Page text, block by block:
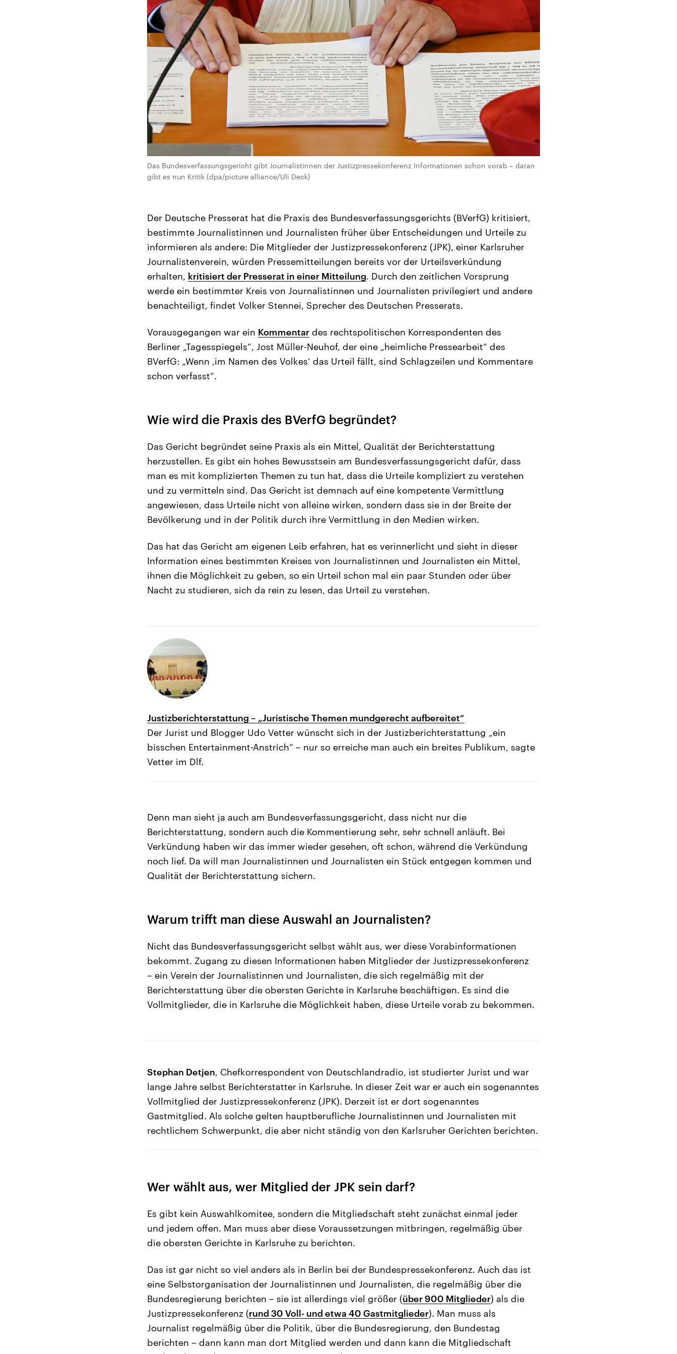
Das Bundesverfassungsgericht gibt Journalistinnen der Justizpressekonferenz Informationen schon vorab – daran
gibt es nun Kritik (dpa/picture alliance/Uli Deck)
Der Deutsche Presserat hat die Praxis des Bundesverfassungsgerichts (BVerfG) kritisiert,
bestimmte Journalistinnen und Journalisten früher über Entscheidungen und Urteile zu
informieren als andere: Die Mitglieder der Justizpressekonferenz (JPK), einer Karlsruher
Journalistenverein, würden Pressemitteilungen bereits vor der Urteilsverkündung
erhalten, kritisiert der Presserat in einer Mitteilung. Durch den zeitlichen Vorsprung
werde ein bestimmter Kreis von Journalistinnen und Journalisten privilegiert und andere
benachteiligt, findet Volker Stennei, Sprecher des Deutschen Presserats.
Vorausgegangen war ein Kommentar des rechtspolitischen Korrespondenten des
Berliner „Tagesspiegels“, Jost Müller-Neuhof, der eine „heimliche Pressearbeit“ des
BVerfG: „Wenn ‚im Namen des Volkes‘ das Urteil fällt, sind Schlagzeilen und Kommentare
schon verfasst“.
Wie wird die Praxis des BVerfG begründet?
Das Gericht begründet seine Praxis als ein Mittel, Qualität der Berichterstattung
herzustellen. Es gibt ein hohes Bewusstsein am Bundesverfassungsgericht dafür, dass
man es mit komplizierten Themen zu tun hat, dass die Urteile kompliziert zu verstehen
und zu vermitteln sind. Das Gericht ist demnach auf eine kompetente Vermittlung
angewiesen, dass Urteile nicht von alleine wirken, sondern dass sie in der Breite der
Bevölkerung und in der Politik durch ihre Vermittlung in den Medien wirken.
Das hat das Gericht am eigenen Leib erfahren, hat es verinnerlicht und sieht in dieser
Information eines bestimmten Kreises von Journalistinnen und Journalisten ein Mittel,
ihnen die Möglichkeit zu geben, so ein Urteil schon mal ein paar Stunden oder über
Nacht zu studieren, sich da rein zu lesen, das Urteil zu verstehen.
Justizberichterstattung – „Juristische Themen mundgerecht aufbereitet“
Der Jurist und Blogger Udo Vetter wünscht sich in der Justizberichterstattung „ein
bisschen Entertainment-Anstrich“ – nur so erreiche man auch ein breites Publikum, sagte
Vetter im Dlf.
Denn man sieht ja auch am Bundesverfassungsgericht, dass nicht nur die
Berichterstattung, sondern auch die Kommentierung sehr, sehr schnell anläuft. Bei
Verkündung haben wir das immer wieder gesehen, oft schon, während die Verkündung
noch lief. Da will man Journalistinnen und Journalisten ein Stück entgegen kommen und
Qualität der Berichterstattung sichern.
Warum trifft man diese Auswahl an Journalisten?
Nicht das Bundesverfassungsgericht selbst wählt aus, wer diese Vorabinformationen
bekommt. Zugang zu diesen Informationen haben Mitglieder der Justizpressekonferenz
– ein Verein der Journalistinnen und Journalisten, die sich regelmäßig mit der
Berichterstattung über die obersten Gerichte in Karlsruhe beschäftigen. Es sind die
Vollmitglieder, die in Karlsruhe die Möglichkeit haben, diese Urteile vorab zu bekommen.
Stephan Detjen, Chefkorrespondent von Deutschlandradio, ist studierter Jurist und war
lange Jahre selbst Berichterstatter in Karlsruhe. In dieser Zeit war er auch ein sogenanntes
Vollmitglied der Justizpressekonferenz (JPK). Derzeit ist er dort sogenanntes
Gastmitglied. Als solche gelten hauptberufliche Journalistinnen und Journalisten mit
rechtlichem Schwerpunkt, die aber nicht ständig von den Karlsruher Gerichten berichten.
Wer wählt aus, wer Mitglied der JPK sein darf?
Es gibt kein Auswahlkomitee, sondern die Mitgliedschaft steht zunächst einmal jeder
und jedem offen. Man muss aber diese Voraussetzungen mitbringen, regelmäßig über
die obersten Gerichte in Karlsruhe zu berichten.
Das ist gar nicht so viel anders als in Berlin bei der Bundespressekonferenz. Auch das ist
eine Selbstorganisation der Journalistinnen und Journalisten, die regelmäßig über die
Bundesregierung berichten – sie ist allerdings viel größer (über 900 Mitglieder) als die
Justizpressekonferenz (rund 30 Voll- und etwa 40 Gastmitglieder). Man muss als
Journalist regelmäßig über die Politik, über die Bundesregierung, den Bundestag
berichten – dann kann man dort Mitglied werden und dann kann die Mitgliedschaft